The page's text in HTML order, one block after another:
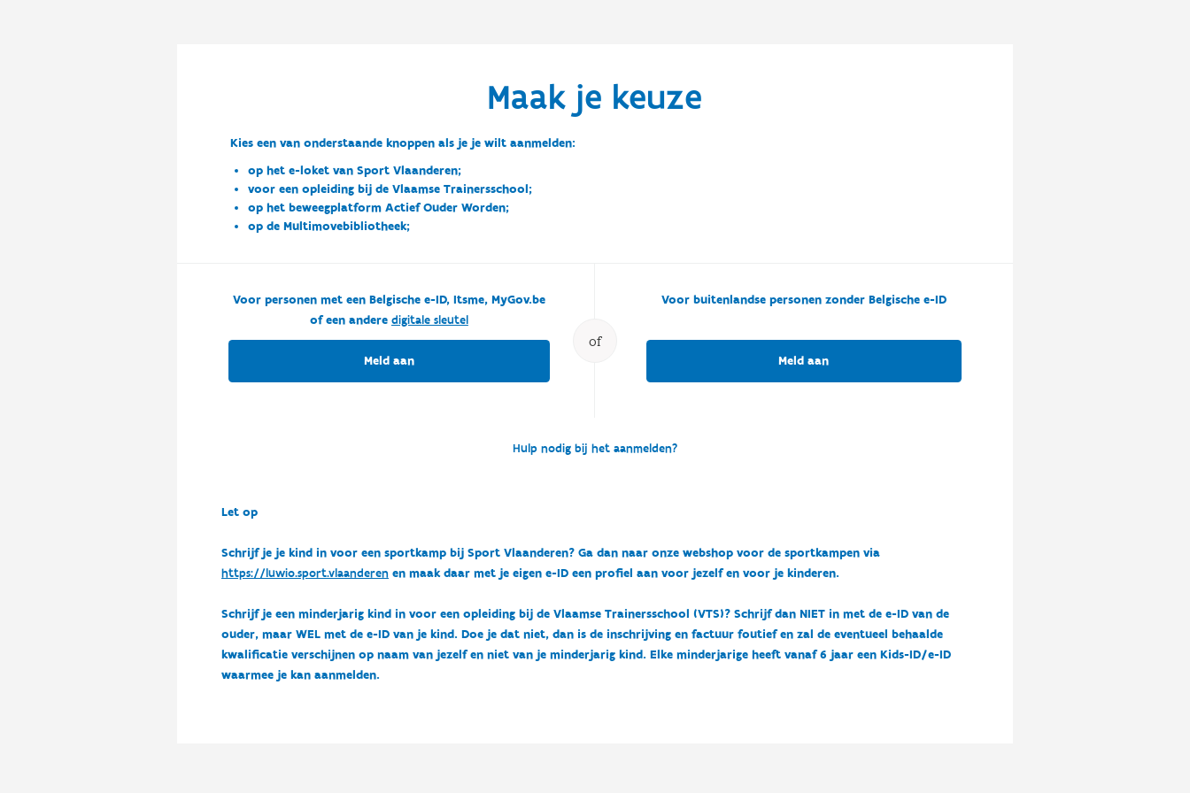
Maak je keuze
Kies een van onderstaande knoppen als je je wilt aanmelden:
op het e-loket van Sport Vlaanderen;
voor een opleiding bij de Vlaamse Trainersschool;
op het beweegplatform Actief Ouder Worden;
op de Multimovebibliotheek;
of
Voor personen met een Belgische e-ID, Itsme, MyGov.be
of een andere digitale sleutel
Meld aan
Voor buitenlandse personen zonder Belgische e-ID
Meld aan
Hulp nodig bij het aanmelden?
Let op
Schrijf je je kind in voor een sportkamp bij Sport Vlaanderen? Ga dan naar onze webshop voor de sportkampen via
https://luwio.sport.vlaanderenen maak daar met je eigen e-ID een profiel aan voor jezelf en voor je kinderen.
Schrijf je een minderjarig kind in voor een opleiding bij de Vlaamse Trainersschool (VTS)? Schrijf dan NIET in met de e-ID van de
ouder, maar WEL met de e-ID van je kind. Doe je dat niet, dan is de inschrijving en factuur foutief en zal de eventueel behaalde
kwalificatie verschijnen op naam van jezelf en niet van je minderjarig kind. Elke minderjarige heeft vanaf 6 jaar een Kids-ID/e-ID
waarmee je kan aanmelden.